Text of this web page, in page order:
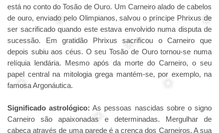
está no conto do Tosão de Ouro. Um Carneiro alado de cabelos
de ouro, enviado pelo Olimpianos, salvou o príncipe Phrixus de
ser sacrificado quando este estava envolvido numa disputa de
sucessão. Em gratidão Phrixus sacrificou o Carneiro que
depois subiu aos céus. O seu Tosão de Ouro tornou-se numa
relíquia lendária. Mesmo após da morte do Carneiro, o seu
papel central na mitologia grega mantém-se, por exemplo, na
famosa Argonáutica.
Significado astrológico: As pessoas nascidas sobre o signo
Carneiro são apaixonadas e determinadas. Mergulhar de
cabeça através de uma parede é a crença dos Carneiros. A sua